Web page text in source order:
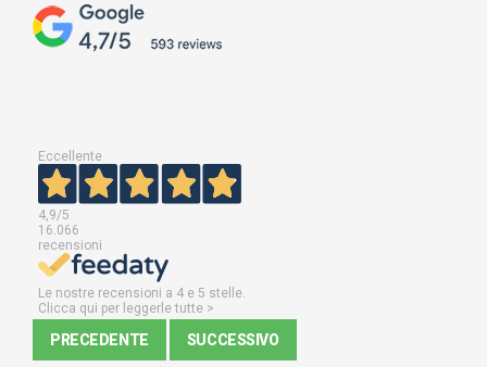
Eccellente
4,9/5
16.066
recensioni
Le nostre recensioni a 4 e 5 stelle.
Clicca qui per leggerle tutte >
PRECEDENTE SUCCESSIVO